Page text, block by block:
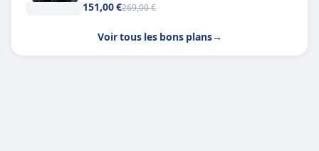
151,00 €269,00 €
Voir tous les bons plans→